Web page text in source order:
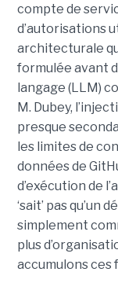
compte de
d’autorisations
architecturale
formulée avant
langage (LLM)
M. Dubey,
presque
les limites de
données de
d’exécution de
‘sait’ pas qu’un
simplement
plus
accumulons ces